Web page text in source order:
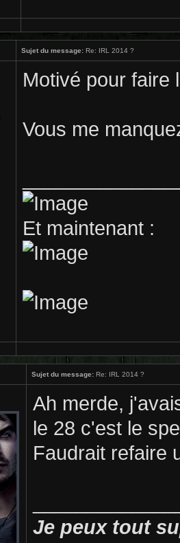
Sujet du message: Re: IRL 2014 ?
Motivé pour
Vous me
Et maintenant :
Sujet du message: Re: IRL 2014 ?
Ah merde,
le 28 c'est le
Faudrait refaire
Je peux tout